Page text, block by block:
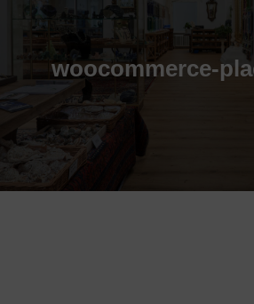
woocommerce-